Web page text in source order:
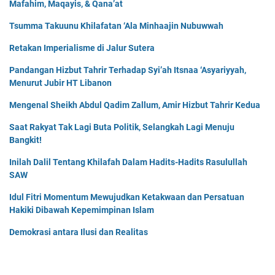
Mafahim, Maqayis, & Qana’at
Tsumma Takuunu Khilafatan ‘Ala Minhaajin Nubuwwah
Retakan Imperialisme di Jalur Sutera
Pandangan Hizbut Tahrir Terhadap Syi’ah Itsnaa ‘Asyariyyah,
Menurut Jubir HT Libanon
Mengenal Sheikh Abdul Qadim Zallum, Amir Hizbut Tahrir Kedua
Saat Rakyat Tak Lagi Buta Politik, Selangkah Lagi Menuju
Bangkit!
Inilah Dalil Tentang Khilafah Dalam Hadits-Hadits Rasulullah
SAW
Idul Fitri Momentum Mewujudkan Ketakwaan dan Persatuan
Hakiki Dibawah Kepemimpinan Islam
Demokrasi antara Ilusi dan Realitas